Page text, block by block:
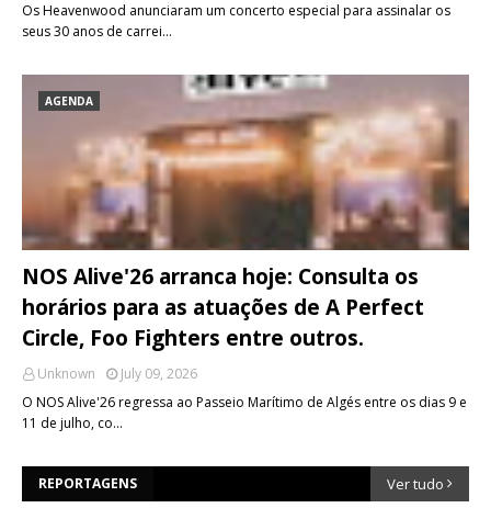
Os Heavenwood anunciaram um concerto especial para assinalar os
seus 30 anos de carrei…
AGENDA
NOS Alive'26 arranca hoje: Consulta os
horários para as atuações de A Perfect
Circle, Foo Fighters entre outros.
Unknown
July 09, 2026
O NOS Alive'26 regressa ao Passeio Marítimo de Algés entre os dias 9 e
11 de julho, co…
REPORTAGENS Ver tudo